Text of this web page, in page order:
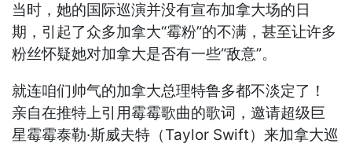
当时，她的国际巡演并没有宣布加拿大场的日
期，引起了众多加拿大“霉粉”的不满，甚至让许多
粉丝怀疑她对加拿大是否有一些“敌意”。
就连咱们帅气的加拿大总理特鲁多都不淡定了！
亲自在推特上引用霉霉歌曲的歌词，邀请超级巨
星霉霉泰勒·斯威夫特（Taylor Swift）来加拿大巡